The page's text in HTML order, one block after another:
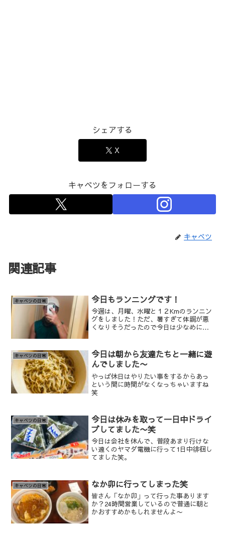
シェアする
X
キャベツをフォローする
キャベツ
関連記事
キャベツの日常 今日もランニングです！
今週は、月曜、水曜と１２Kmのランニン
グをしました！ただ、暑すぎて体調が悪
くなりそうだったので今日は少なめにし
キャベツの日常
今日は朝から友達たちと一緒に遊
んでしました〜
やっぱ休日はやりたい事をするからあっ
という間に時間がなくなっちゃいますね
笑
キャベツの日常
今日は休みを取って一日中ドライ
ブしてました〜笑
今日は会社を休んで、普段あまり行けな
い遠くのヤマダ電機に行って1日中徘徊し
てました笑。
キャベツの日常 なか卯に行ってしまった笑
皆さん「なか卯」って行った事あります
か？24時間営業しているので普通に朝と
かおすすめかもしれませんよ〜